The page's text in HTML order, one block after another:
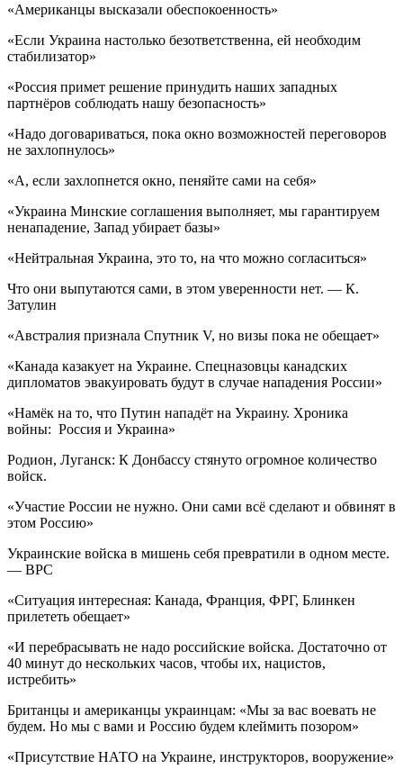
«Американцы высказали обеспокоенность»
«Если Украина настолько безответственна, ей необходим
стабилизатор»
«Россия примет решение принудить наших западных
партнёров соблюдать нашу безопасность»
«Надо договариваться, пока окно возможностей переговоров
не захлопнулось»
«А, если захлопнется окно, пеняйте сами на себя»
«Украина Минские соглашения выполняет, мы гарантируем
ненападение, Запад убирает базы»
«Нейтральная Украина, это то, на что можно согласиться»
Что они выпутаются сами, в этом уверенности нет. — К.
Затулин
«Австралия признала Спутник V, но визы пока не обещает»
«Канада казакует на Украине. Спецназовцы канадских
дипломатов эвакуировать будут в случае нападения России»
«Намёк на то, что Путин нападёт на Украину. Хроника
войны: Россия и Украина»
Родион, Луганск: К Донбассу стянуто огромное количество
войск.
«Участие России не нужно. Они сами всё сделают и обвинят в
этом Россию»
Украинские войска в мишень себя превратили в одном месте.
— ВРС
«Ситуация интересная: Канада, Франция, ФРГ, Блинкен
прилететь обещает»
«И перебрасывать не надо российские войска. Достаточно от
40 минут до нескольких часов, чтобы их, нацистов,
истребить»
Британцы и американцы украинцам: «Мы за вас воевать не
будем. Но мы с вами и Россию будем клеймить позором»
«Присутствие НАТО на Украине, инструкторов, вооружение»